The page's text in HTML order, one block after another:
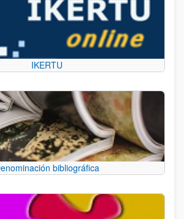
IKERTU
bibliográfica